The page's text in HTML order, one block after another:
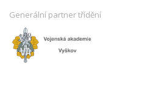
Generální partner třídění